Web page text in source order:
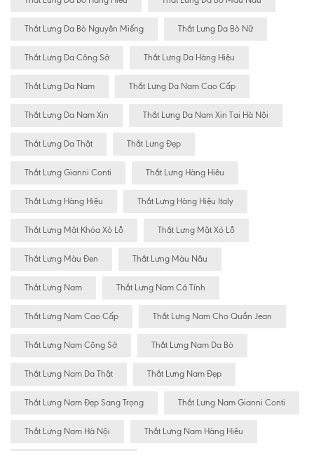
Thắt Lưng Da Bò Nguyên Miếng Thắt Lưng Da Bò Nữ
Thắt Lưng Da Công Sở Thắt Lưng Da Hàng Hiệu
Thắt Lưng Da Nam Thắt Lưng Da Nam Cao Cấp
Thắt Lưng Da Nam Xịn Thắt Lưng Da Nam Xịn Tại Hà Nội
Thắt Lưng Da Thật Thắt Lưng Đẹp
Thắt Lưng Gianni Conti Thắt Lưng Hàng Hiêu
Thắt Lưng Hàng Hiệu Thắt Lưng Hàng Hiệu Italy
Thắt Lưng Mặt Khóa Xỏ Lỗ Thắt Lưng Mặt Xỏ Lỗ
Thắt Lưng Màu Đen Thắt Lưng Màu Nâu
Thắt Lưng Nam Thắt Lưng Nam Cá Tính
Thắt Lưng Nam Cao Cấp Thắt Lưng Nam Cho Quần Jean
Thắt Lưng Nam Công Sở Thắt Lưng Nam Da Bò
Thắt Lưng Nam Da Thật Thắt Lưng Nam Đẹp
Thắt Lưng Nam Đẹp Sang Trọng Thắt Lưng Nam Gianni Conti
Thắt Lưng Nam Hà Nội Thắt Lưng Nam Hàng Hiêu